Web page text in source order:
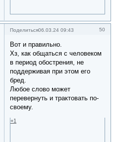
Поделиться 50
06.03.24 09:43
Вот и правильно.
Хз, как общаться с человеком
в период обострения, не
поддерживая при этом его
бред.
Любое слово может
перевернуть и трактовать по-
своему.
+1